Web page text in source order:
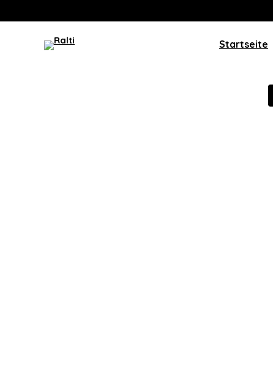
Startseite